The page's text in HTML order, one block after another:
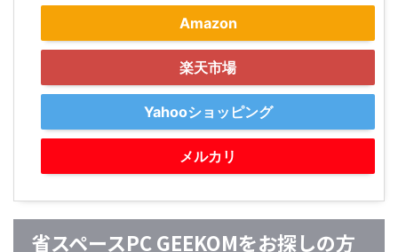
Amazon
楽天市場
Yahooショッピング
メルカリ
省スペースPC GEEKOMをお探しの方